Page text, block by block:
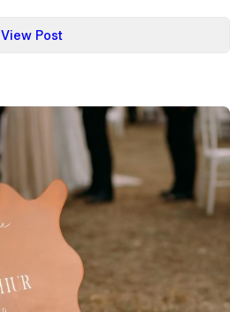
View Post:
Panneau